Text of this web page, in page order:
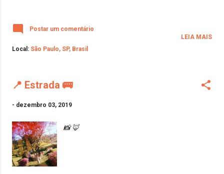
Postar um comentário
Local: São Paulo, SP, Brasil
LEIA MAIS
📍 Estrada 🚌
- dezembro 03, 2019
📸 🦊